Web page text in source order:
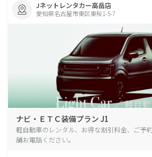
Jネットレンタカー高岳店
愛知県名古屋市東区東桜1-5-7
ナビ・ＥＴＣ装備プラン J1
軽自動車のレンタル、お得な割引料金、ご予
舗お電話ください。